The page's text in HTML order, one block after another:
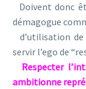
Doivent donc
démagogue
d’utilisation
servir l’ego de
Respecter
ambitionne